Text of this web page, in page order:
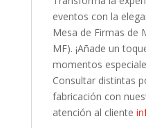
eventos con la
Mesa de Firmas de
MF). ¡Añade un
momentos
Consultar distintas
fabricación con
atención al cliente